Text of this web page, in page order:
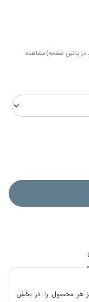
در پائین صفحه) مشاهده
هر محصول را در بخش